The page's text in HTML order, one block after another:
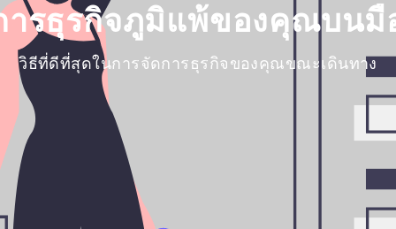
ารธุรกิจภูมิแพ้ของคุณบนมื
วิธีที่ดีที่สุดในการจัดการธุรกิจของคุณขณะเดินทาง